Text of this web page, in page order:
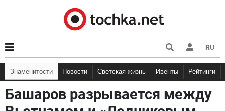
RU
Знаменитости Новости Светская жизнь Ивенты Рейтинги
Башаров разрывается между